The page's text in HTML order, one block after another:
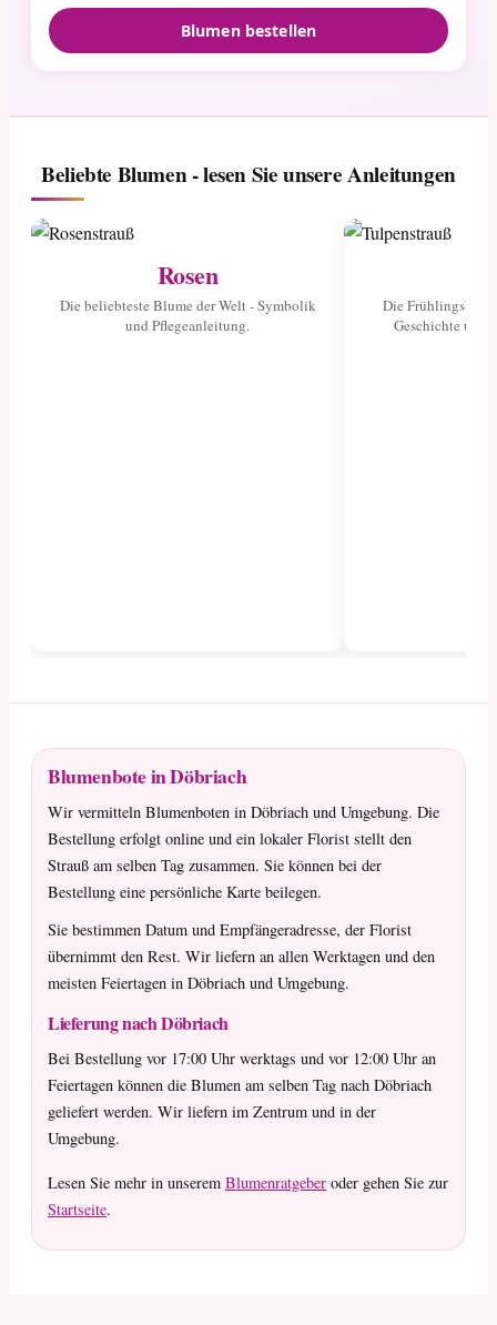
Blumen bestellen
Beliebte Blumen - lesen Sie unsere Anleitungen
Rosen
Die beliebteste Blume der Welt - Symbolik
und Pflegeanleitung.
Die
Geschichte und
Blumenbote in Döbriach
Wir vermitteln Blumenboten in Döbriach und Umgebung. Die
Bestellung erfolgt online und ein lokaler Florist stellt den
Strauß am selben Tag zusammen. Sie können bei der
Bestellung eine persönliche Karte beilegen.
Sie bestimmen Datum und Empfängeradresse, der Florist
übernimmt den Rest. Wir liefern an allen Werktagen und den
meisten Feiertagen in Döbriach und Umgebung.
Lieferung nach Döbriach
Bei Bestellung vor 17:00 Uhr werktags und vor 12:00 Uhr an
Feiertagen können die Blumen am selben Tag nach Döbriach
geliefert werden. Wir liefern im Zentrum und in der
Umgebung.
Lesen Sie mehr in unserem Blumenratgeber oder gehen Sie zur
Startseite.